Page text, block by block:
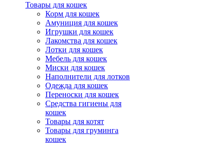
Товары для кошек
Корм для кошек
Амуниция для кошек
Игрушки для кошек
Лакомства для кошек
Лотки для кошек
Мебель для кошек
Миски для кошек
Наполнители для лотков
Одежда для кошек
Переноски для кошек
Средства гигиены для
кошек
Товары для котят
Товары для груминга
кошек